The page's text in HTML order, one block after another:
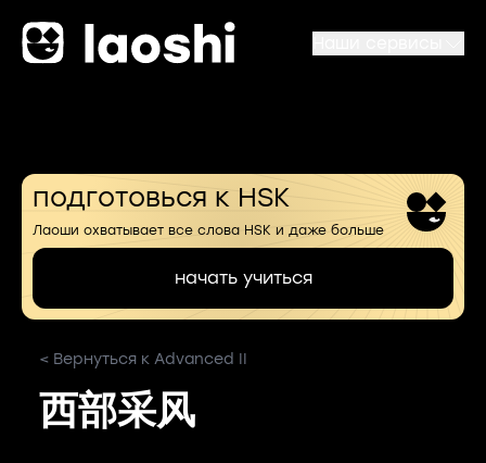
подготовься к HSK
Лаоши охватывает все слова HSK и даже больше
начать учиться
< Вернуться к Advanced II
西部采风